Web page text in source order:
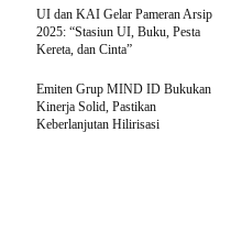
UI dan KAI Gelar Pameran Arsip
2025: “Stasiun UI, Buku, Pesta
Kereta, dan Cinta”
Emiten Grup MIND ID Bukukan
Kinerja Solid, Pastikan
Keberlanjutan Hilirisasi